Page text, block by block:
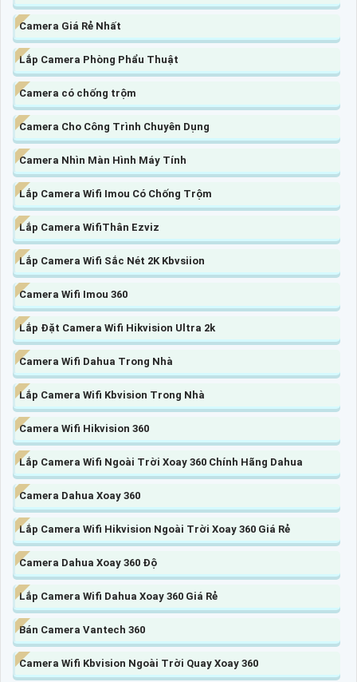
Camera Giá Rẻ Nhất
Lắp Camera Phòng Phẩu Thuật
Camera có chống trộm
Camera Cho Công Trình Chuyên Dụng
Camera Nhìn Màn Hình Máy Tính
Lắp Camera Wifi Imou Có Chống Trộm
Lắp Camera WifiThân Ezviz
Lắp Camera Wifi Sắc Nét 2K Kbvsiion
Camera Wifi Imou 360
Lắp Đặt Camera Wifi Hikvision Ultra 2k
Camera Wifi Dahua Trong Nhà
Lắp Camera Wifi Kbvision Trong Nhà
Camera Wifi Hikvision 360
Lắp Camera Wifi Ngoài Trời Xoay 360 Chính Hãng Dahua
Camera Dahua Xoay 360
Lắp Camera Wifi Hikvision Ngoài Trời Xoay 360 Giá Rẻ
Camera Dahua Xoay 360 Độ
Lắp Camera Wifi Dahua Xoay 360 Giá Rẻ
Bán Camera Vantech 360
Camera Wifi Kbvision Ngoài Trời Quay Xoay 360